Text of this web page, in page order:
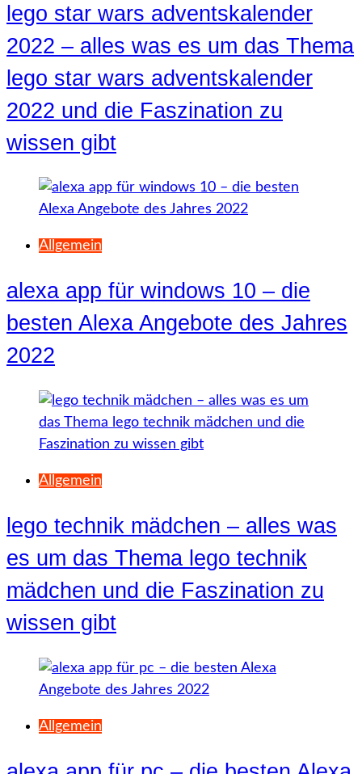
lego star wars adventskalender
2022 – alles was es um das Thema
lego star wars adventskalender
2022 und die Faszination zu
wissen gibt
Allgemein
alexa app für windows 10 – die
besten Alexa Angebote des Jahres
2022
Allgemein
lego technik mädchen – alles was
es um das Thema lego technik
mädchen und die Faszination zu
wissen gibt
Allgemein